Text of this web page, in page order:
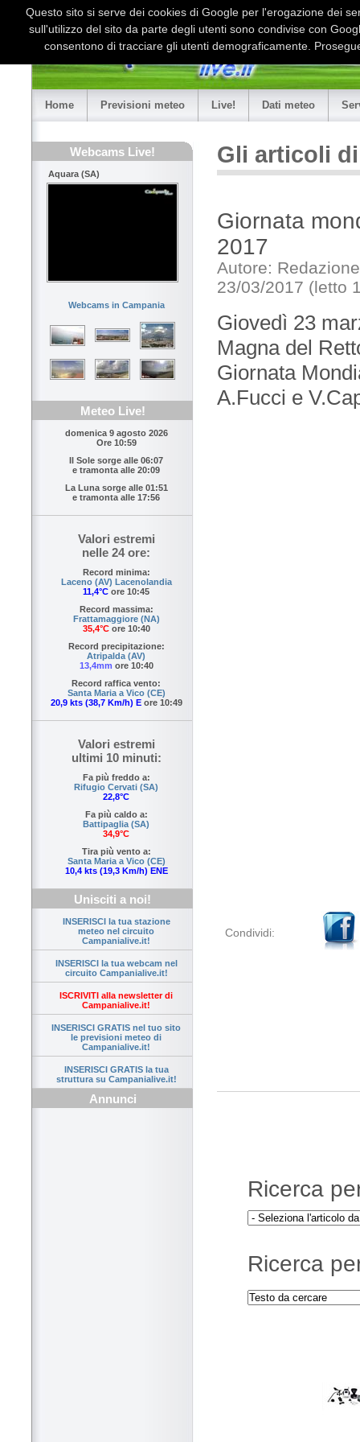
Home Previsioni meteo Live! Dati meteo
Webcams Live!
Aquara (SA)
Webcams in Campania
Meteo Live!
domenica 9 agosto 2026
Ore 10:59
Il Sole sorge alle 06:07
e tramonta alle 20:09
La Luna sorge alle 01:51
e tramonta alle 17:56
Valori estremi
nelle 24 ore:
Record minima:
Laceno (AV) Lacenolandia
11,4°C ore 10:45
Record massima:
Frattamaggiore (NA)
35,4°Core 10:40
Record precipitazione:
Atripalda (AV)
13,4mm ore 10:40
Record raffica vento:
Santa Maria a Vico (CE)
20,9 kts (38,7 Km/h) Eore 10:49
Valori estremi
ultimi 10 minuti:
Fa più freddo a:
Rifugio Cervati (SA)
22,8°C
Fa più caldo a:
Battipaglia (SA)
34,9°C
Tira più vento a:
Santa Maria a Vico (CE)
10,4 kts (19,3 Km/h) ENE
Unisciti a noi!
INSERISCI la tua stazione
meteo nel circuito
Campanialive.it!
INSERISCI la tua webcam nel
circuito Campanialive.it!
ISCRIVITI alla newsletter di
Campanialive.it!
INSERISCI GRATIS nel tuo sito
le previsioni meteo di
Campanialive.it!
INSERISCI GRATIS la tua
struttura su Campanialive.it!
Annunci
Gli articoli
Giornata
2017
Autore:
23/03/2017 (letto
Giovedì 23
Magna del
Giornata
A.Fucci e
Condividi:
Ricerca
Ricerca
Questo sito si serve dei cookies di Google per l'erogazione dei
sull'utilizzo del sito da parte degli utenti sono condivise con
consentono di tracciare gli utenti demograficamente.